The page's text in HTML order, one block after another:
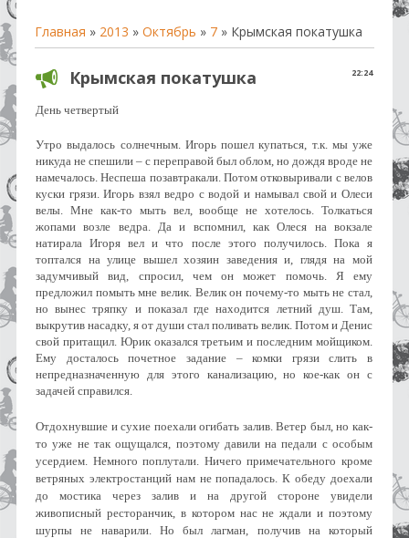
Главная » 2013 » Октябрь » 7 » Крымская покатушка
22:24
Крымская покатушка
День четвертый
Утро выдалось солнечным. Игорь пошел купаться, т.к. мы уже
никуда не спешили – с переправой был облом, но дождя вроде не
намечалось. Неспеша позавтракали. Потом отковыривали с велов
куски грязи. Игорь взял ведро с водой и намывал свой и Олеси
велы. Мне как-то мыть вел, вообще не хотелось. Толкаться
жопами возле ведра. Да и вспомнил, как Олеся на вокзале
натирала Игоря вел и что после этого получилось. Пока я
топтался на улице вышел хозяин заведения и, глядя на мой
задумчивый вид, спросил, чем он может помочь. Я ему
предложил помыть мне велик. Велик он почему-то мыть не стал,
но вынес тряпку и показал где находится летний душ. Там,
выкрутив насадку, я от души стал поливать велик. Потом и Денис
свой притащил. Юрик оказался третьим и последним мойщиком.
Ему досталось почетное задание – комки грязи слить в
непредназначенную для этого канализацию, но кое-как он с
задачей справился.
Отдохнувшие и сухие поехали огибать залив. Ветер был, но как-
то уже не так ощущался, поэтому давили на педали с особым
усердием. Немного поплутали. Ничего примечательного кроме
ветряных электростанций нам не попадалось. К обеду доехали
до мостика через залив и на другой стороне увидели
живописный ресторанчик, в котором нас не ждали и поэтому
шурпы не наварили. Но был лагман, получив на который